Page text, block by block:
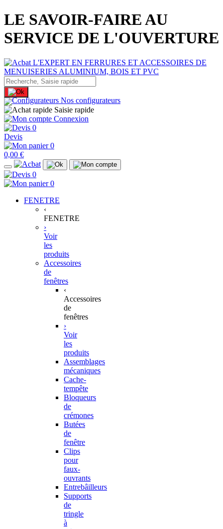
LE SAVOIR-FAIRE AU
SERVICE DE L'OUVERTURE
Nos configurateurs
Saisie rapide
Connexion
0
Devis
0
0,00 €
0
0
FENETRE
‹
FENETRE
›
Voir
les
produits
Accessoires
de
fenêtres
‹
Accessoires
de
fenêtres
›
Voir
les
produits
Assemblages
mécaniques
Cache-
tempête
Bloqueurs
de
crémones
Butées
de
fenêtre
Clips
pour
faux-
ouvrants
Entrebâilleurs
Supports
de
tringle
à